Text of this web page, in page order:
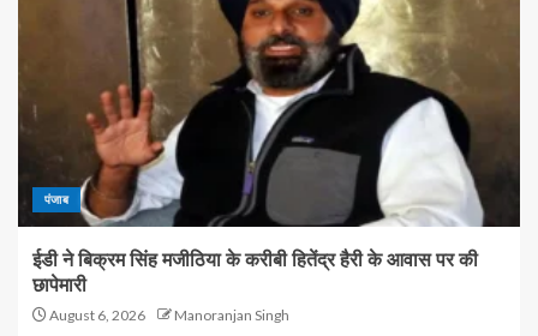
पंजाब
ईडी ने बिक्रम सिंह मजीठिया के करीबी हितेंद्र हैरी के आवास पर की
छापेमारी
August 6, 2026 Manoranjan Singh